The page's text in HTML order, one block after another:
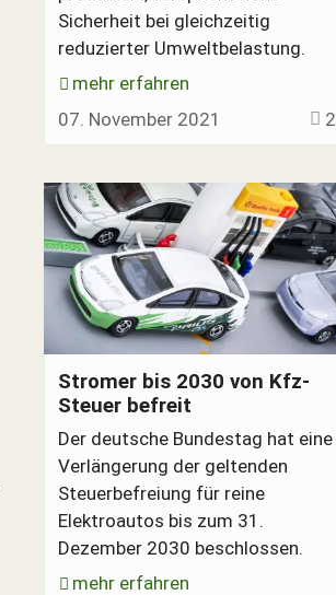
Sicherheit bei gleichzeitig
reduzierter Umweltbelastung.
mehr erfahren
07. November 2021
2
Stromer bis 2030 von Kfz-
Steuer befreit
Der deutsche Bundestag hat eine
Verlängerung der geltenden
Steuerbefreiung für reine
Elektroautos bis zum 31.
Dezember 2030 beschlossen.
mehr erfahren